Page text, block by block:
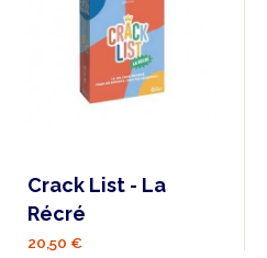
Crack List - La
Récré
20,50 €